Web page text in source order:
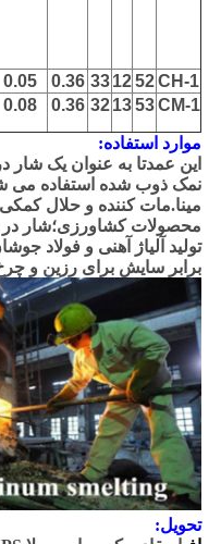
CH-1
52
12
33
0.36
0.05
CM-1
53
13
32
0.36
0.08
موارد استفاده:
این عمدتا به عنوان یک شار
نمک ذوب شده استفاده می
مینا.مات کننده و حلال
محصولات کشاورزی؛شار در
تولید آلیاژ آهنی و فولاد
برابر سایش برای رزین و
تحویل: